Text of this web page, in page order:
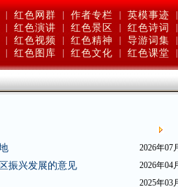
红色网群 作者专栏 英模事迹
红色演讲 红色景区 红色诗词
红色视频 红色精神 导游词集
红色图库 红色文化 红色课堂
2026年07
振兴发展的意见
2026年04
2025年03